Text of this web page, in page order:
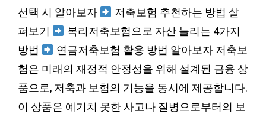
선택 시 알아보자
저축보험 추천하는 방법 살
펴보기
복리저축보험으로 자산 늘리는 4가지
방법
연금저축보험 활용 방법 알아보자 저축보
험은 미래의 재정적 안정성을 위해 설계된 금융 상
품으로, 저축과 보험의 기능을 동시에 제공합니다.
이 상품은 예기치 못한 사고나 질병으로부터의 보